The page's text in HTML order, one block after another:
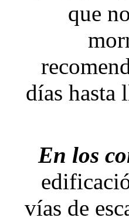
que
días hasta
En los
vías de